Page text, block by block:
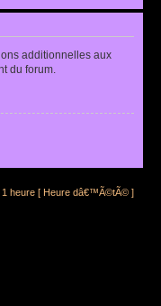
additionnelles aux
du forum.
1 heure [ Heure dâ€™Ã©tÃ© ]